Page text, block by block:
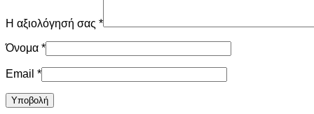
Η αξιολόγησή σας *
Όνομα *
Email *